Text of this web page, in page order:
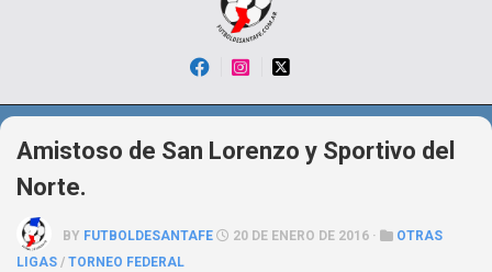
Amistoso de San Lorenzo y Sportivo del
Norte.
BY FUTBOLDESANTAFE 20 DE ENERO DE 2016 ·
OTRAS
LIGAS / TORNEO FEDERAL